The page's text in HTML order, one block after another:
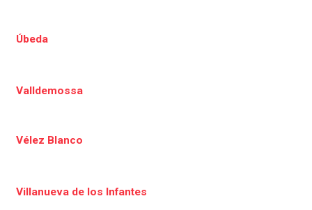
Úbeda
Valldemossa
Vélez Blanco
Villanueva de los Infantes